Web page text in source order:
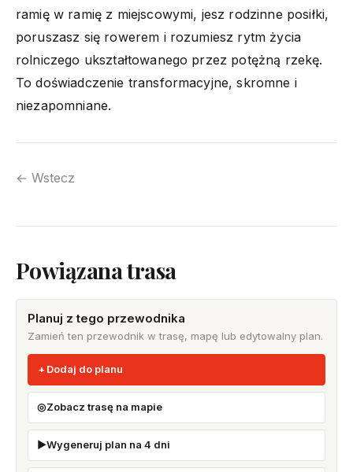
ramię w ramię z miejscowymi, jesz rodzinne posiłki,
poruszasz się rowerem i rozumiesz rytm życia
rolniczego ukształtowanego przez potężną rzekę.
To doświadczenie transformacyjne, skromne i
niezapomniane.
← Wstecz
Powiązana trasa
Planuj z tego przewodnika
Zamień ten przewodnik w trasę, mapę lub edytowalny plan.
Dodaj do planu
Zobacz trasę na mapie
Wygeneruj plan na 4 dni